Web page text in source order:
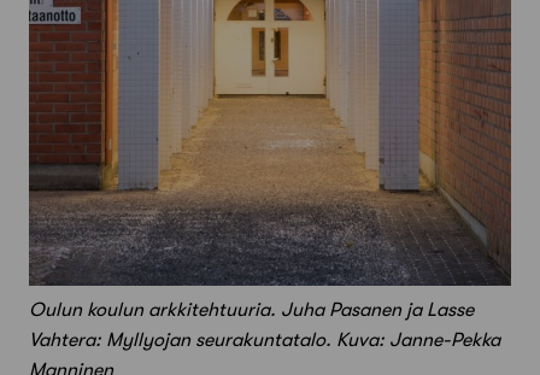
Oulun koulun arkkitehtuuria. Juha Pasanen ja Lasse
Vahtera: Myllyojan seurakuntatalo. Kuva: Janne-Pekka
Manninen